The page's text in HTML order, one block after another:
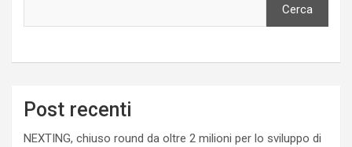
Cerca
Post recenti
NEXTING, chiuso round da oltre 2 milioni per lo sviluppo di